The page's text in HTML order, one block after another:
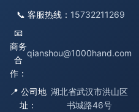
📞 客服热线： 15732211269
📧
商务
合
作：
qianshou@1000hand.com
📍 公司地
址：
湖北省武汉市洪山区
书城路46号